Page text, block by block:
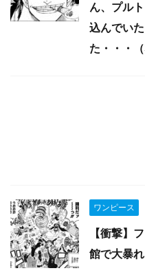
ん、プル
込んでい
た・・・（
ワンピース
【衝撃】
館で大暴